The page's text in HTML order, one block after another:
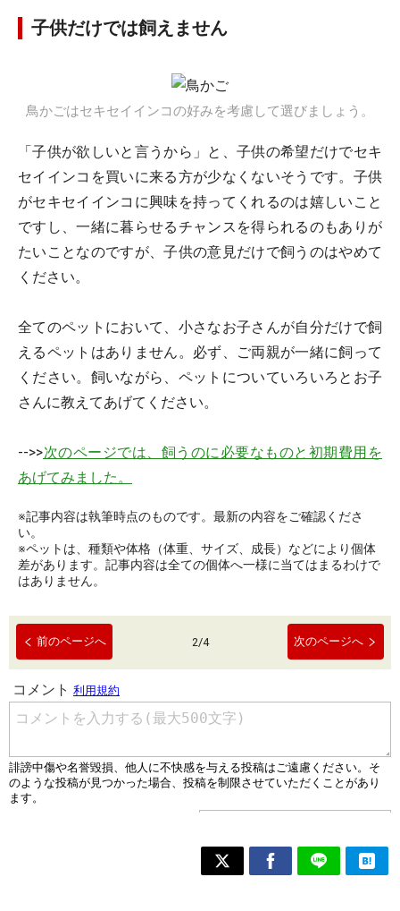
子供だけでは飼えません
鳥かごはセキセイインコの好みを考慮して選びましょう。
「子供が欲しいと言うから」と、子供の希望だけでセキ
セイインコを買いに来る方が少なくないそうです。子供
がセキセイインコに興味を持ってくれるのは嬉しいこと
ですし、一緒に暮らせるチャンスを得られるのもありが
たいことなのですが、子供の意見だけで飼うのはやめて
ください。
全てのペットにおいて、小さなお子さんが自分だけで飼
えるペットはありません。必ず、ご両親が一緒に飼って
ください。飼いながら、ペットについていろいろとお子
さんに教えてあげてください。
-->>次のページでは、飼うのに必要なものと初期費用を
あげてみました。
※記事内容は執筆時点のものです。最新の内容をご確認くださ
い。
※ペットは、種類や体格（体重、サイズ、成長）などにより個体
差があります。記事内容は全ての個体へ一様に当てはまるわけで
はありません。
前のページへ 2/4 次のページへ